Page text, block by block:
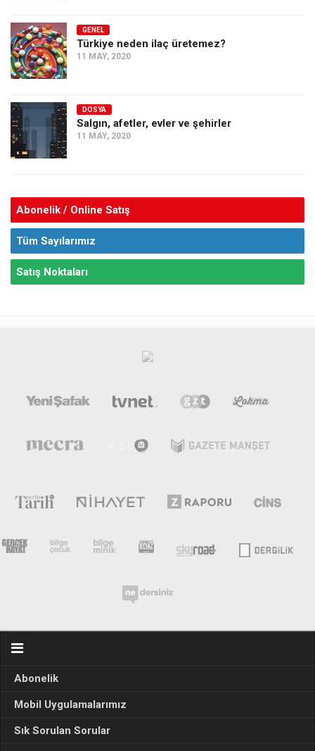
GENEL
Türkiye neden ilaç üretemez?
11 MAY, 2020
DOSYA
Salgın, afetler, evler ve şehirler
11 MAY, 2020
Abonelik / Online Satış
Tüm Sayılarımız
Satış Noktaları
Abonelik
Mobil Uygulamalarımız
Sık Sorulan Sorular